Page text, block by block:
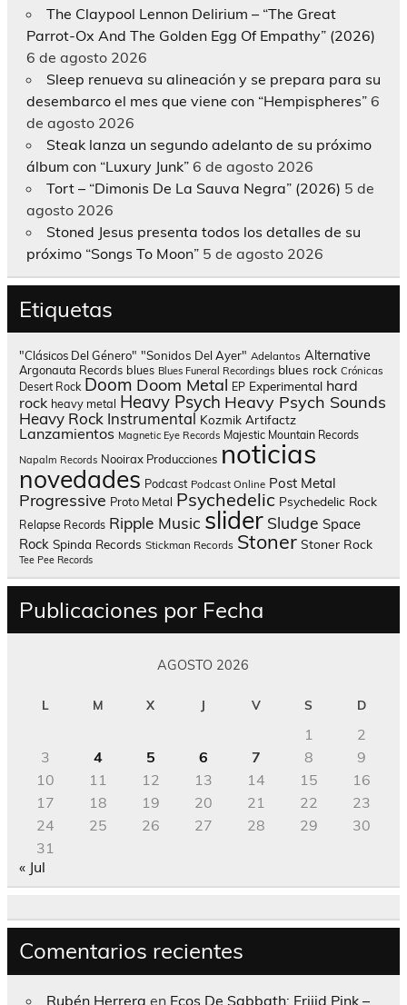
The Claypool Lennon Delirium – “The Great
Parrot-Ox And The Golden Egg Of Empathy” (2026)
6 de agosto 2026
Sleep renueva su alineación y se prepara para su
desembarco el mes que viene con “Hempispheres” 6
de agosto 2026
Steak lanza un segundo adelanto de su próximo
álbum con “Luxury Junk” 6 de agosto 2026
Tort – “Dimonis De La Sauva Negra” (2026) 5 de
agosto 2026
Stoned Jesus presenta todos los detalles de su
próximo “Songs To Moon” 5 de agosto 2026
Etiquetas
"Clásicos Del Género" "Sonidos Del Ayer" Adelantos Alternative
Argonauta Records blues Blues Funeral Recordings blues rock Crónicas
Desert Rock Doom Doom Metal EP Experimental hard
rock heavy metal Heavy Psych Heavy Psych Sounds
Heavy Rock Instrumental Kozmik Artifactz
Lanzamientos Magnetic Eye Records Majestic Mountain Records
Napalm Records Nooirax Producciones noticias
novedades Podcast Podcast Online Post Metal
Progressive Proto Metal Psychedelic Psychedelic Rock
Relapse Records Ripple Music slider Sludge Space
Rock Spinda Records Stickman Records Stoner Stoner Rock
Tee Pee Records
Publicaciones por Fecha
AGOSTO 2026
L M X J V S D
1
2
3
4 5 6 7 8
9
10
11 12 13 14 15
16
17
18 19 20 21 22
23
24
25 26 27 28 29
30
31
« Jul
Comentarios recientes
Rubén Herrera en Ecos De Sabbath; Frijid Pink –